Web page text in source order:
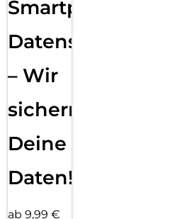
Smartphone
Datensicherung
– Wir
sichern
Deine
Daten!
ab 9,99 €